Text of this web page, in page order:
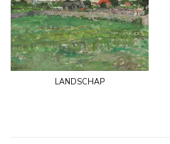
landschap